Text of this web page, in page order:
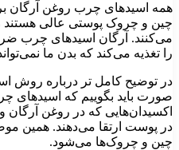
همه اسیدهای چرب روغن آرگان
چین و چروک پوستی عالی هستند
را تغذیه می‌کند که بدن ما نمی‌تواند
در توضیح کامل تر درباره روش
اکسیدان‌هایی که در روغن آرگان
در پوست ارتقا می‌دهند. همین
چین و چروک‌ها می‌شود.